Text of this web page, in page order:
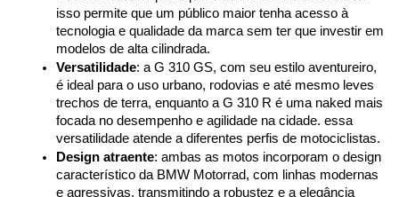
isso permite que um público maior tenha acesso à
tecnologia e qualidade da marca sem ter que investir em
modelos de alta cilindrada.
Versatilidade: a G 310 GS, com seu estilo aventureiro,
é ideal para o uso urbano, rodovias e até mesmo leves
trechos de terra, enquanto a G 310 R é uma naked mais
focada no desempenho e agilidade na cidade. essa
versatilidade atende a diferentes perfis de motociclistas.
Design atraente: ambas as motos incorporam o design
característico da BMW Motorrad, com linhas modernas
e agressivas, transmitindo a robustez e a elegância